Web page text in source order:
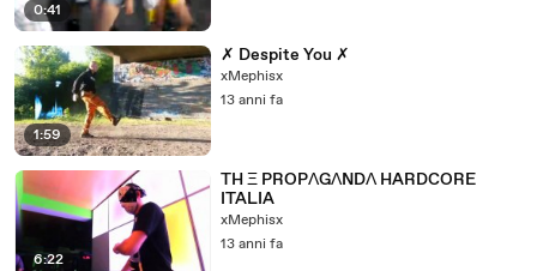
0:41
1:59
✗ Despite You ✗
xMephisx
13 anni fa
6:22
TH Ξ PROPΛGΛNDΛ HARDCORE
ITALIA
xMephisx
13 anni fa